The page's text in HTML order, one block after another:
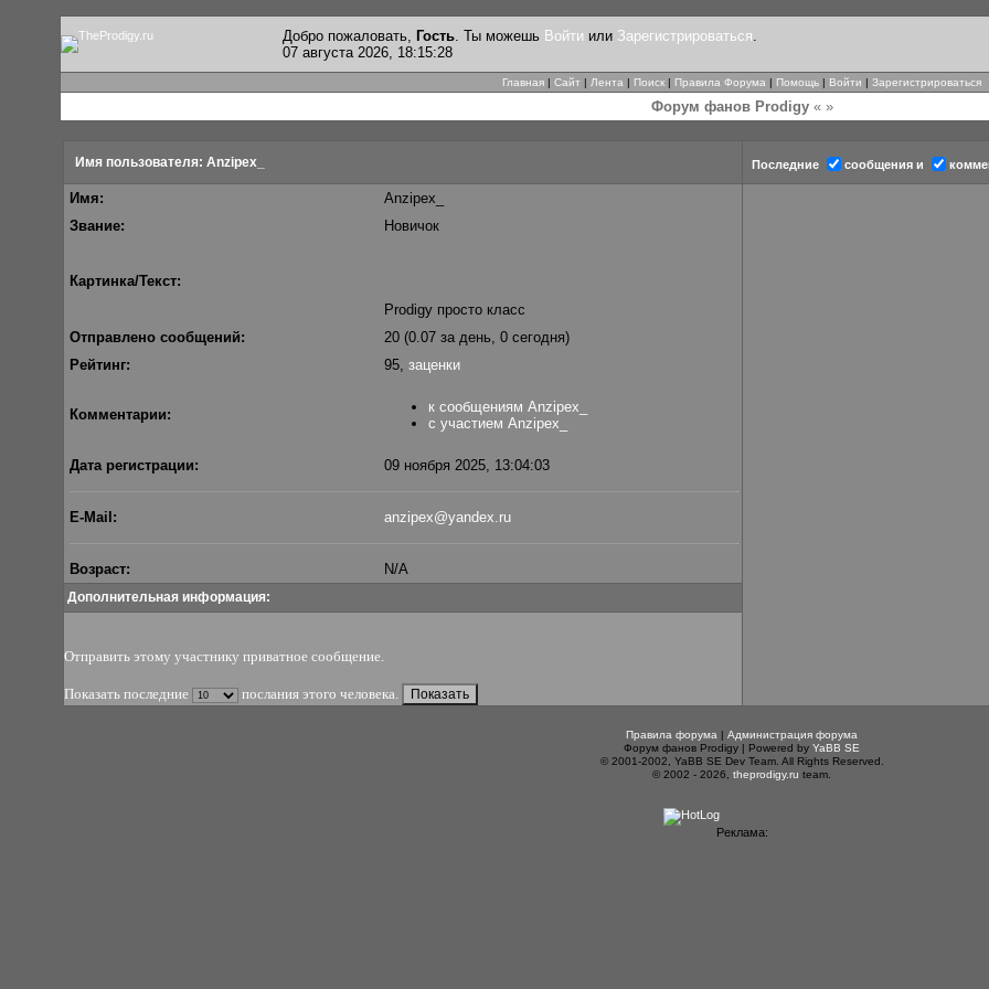
Добро пожаловать, Гость. Ты можешь Войти или Зарегистрироваться.
07 августа 2026, 18:15:28
Главная | Сайт | Лента | Поиск | Правила Форума | Помощь | Войти | Зарегистрироваться
Форум фанов Prodigy« »
Имя пользователя: Anzipex_ Последние сообщения и
Имя:
Anzipex_
Звание:
Новичок
Картинка/Текст:
Prodigy просто класс
Отправлено сообщений:
20 (0.07 за день, 0 сегодня)
Рейтинг:
95, заценки
Комментарии:
к сообщениям Anzipex_
с участием Anzipex_
Дата регистрации: 09 ноября 2025, 13:04:03
E-Mail: anzipex@yandex.ru
Возраст: N/A
Дополнительная информация:
Отправить этому участнику приватное сообщение.
Показать последние послания этого человека.
Правила форума | Администрация форума
Форум фанов Prodigy | Powered by YaBB SE
© 2001-2002, YaBB SE Dev Team. All Rights Reserved.
© 2002 - 2026, theprodigy.ru team.
Реклама: